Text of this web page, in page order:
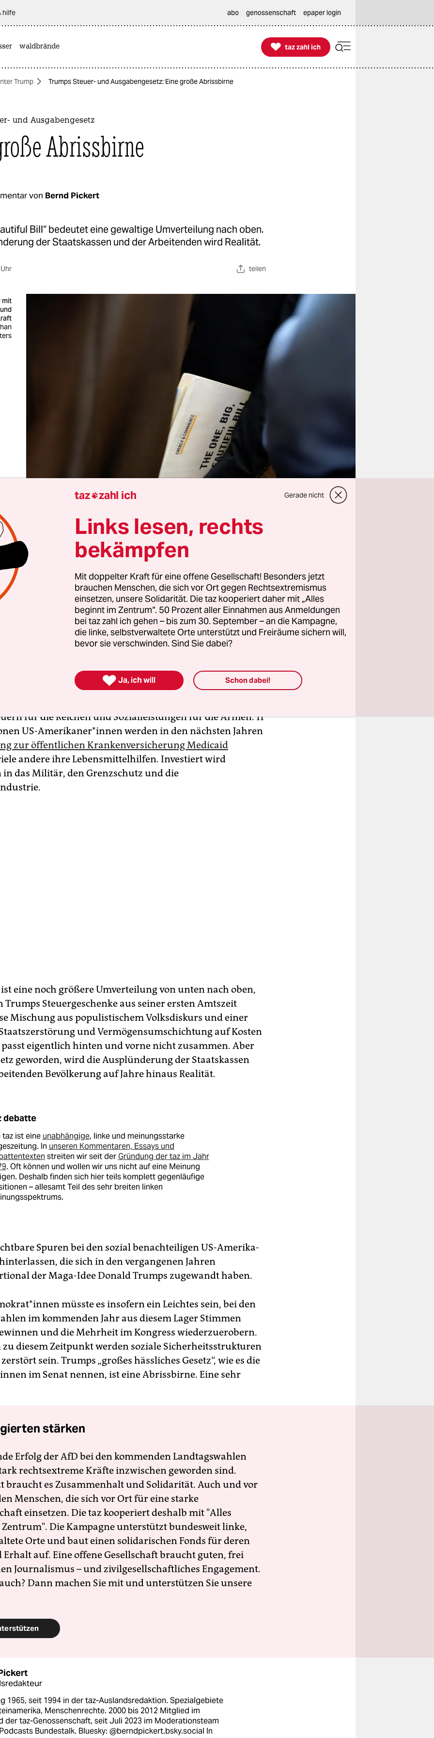
hilfe abo genossenschaft epaper login
waldbrände 
taz zahl ich
taz zahl ich
Trump Trumps Steuer- und Ausgabengesetz: Eine große Abrissbirne
und Ausgabengesetz
Abrissbirne
von Bernd Pickert
Bill“ bedeutet eine gewaltige Umverteilung nach oben.
der Staatskassen und der Arbeitenden wird Realität.
teilen
mit
etlichen Sitzungen, in denen der US-Senat und das
mitunter über 24 Stunden nonstop
schien das Steuer- und Ausgabenpaket, Trumps
Gesetzesvorhaben seiner zweiten Amtszeit, am Donnerstag
doch verabschiedet zu werden. Stunden
der republikanische Sprecher des Repräsentantenhauses
den Widerstand innerhalb der eigenen Fraktion zu
Trumps infantilisierender Sprache „Big Beautiful
für die Reichen und Sozialleistungen für die Armen. 11
US-Amerikaner*innen werden in den nächsten Jahren
zur öffentlichen Krankenversicherung ­Medicaid
andere ihre Lebensmittelhilfen. Investiert wird
in das Militär, den Grenzschutz und die
ist eine noch größere Umverteilung von unten nach oben,
Trumps Steuergeschenke aus seiner ersten Amtszeit
Mischung aus populistischem Volksdiskurs und einer
und Vermögensumschichtung auf Kosten
eigentlich hinten und vorne nicht zusammen. Aber
geworden, wird die Ausplünderung der Staatskassen
Bevölkerung auf Jahre hinaus Realität.
debatte
taz ist eine unabhängige, linke und meinungsstarke
In unseren Kommentaren, Essays und
streiten wir seit derGründung der taz im Jahr
. Oft können und wollen wir uns nicht auf eine Meinung
Deshalb finden sich hier teils komplett gegenläufige
– allesamt Teil des sehr breiten linken
Spuren bei den sozial benachteiligen US-Amerika­
die sich in den vergangenen Jahren
der Maga-Idee Donald Trumps zugewandt haben.
müsste es insofern ein Leichtes sein, bei den
im kommenden Jahr aus diesem Lager Stimmen
und die Mehrheit im Kongress wiederzuerobern.
zu diesem Zeitpunkt werden soziale Sicherheitsstrukturen
sein. Trumps „großes hässliches Gesetz“, wie es die
im Senat nennen, ist eine Abrissbirne. Eine sehr
stärken
Erfolg der AfD bei den kommenden Landtagswahlen
rechtsextreme Kräfte inzwischen geworden sind.
braucht es Zusammenhalt und Solidarität. Auch und vor
Menschen, die sich vor Ort für eine starke
einsetzen. Die taz kooperiert deshalb mit "Alles
Die Kampagne unterstützt bundesweit linke,
Orte und baut einen solidarischen Fonds für deren
Erhalt auf. Eine offene Gesellschaft braucht guten, frei
Journalismus – und zivilgesellschaftliches Engagement.
Dann machen Sie mit und unterstützen Sie unsere
1965, seit 1994 in der taz-Auslandsredaktion. Spezialgebiete
Menschenrechte. 2000 bis 2012 Mitglied im
der taz-Genossenschaft, seit Juli 2023 im Moderationsteam
Bundestalk. Bluesky: @berndpickert.bsky.social In
taz zahl ich Gerade nicht
Links lesen, rechts
bekämpfen
Mit doppelter Kraft für eine offene Gesellschaft! Besonders jetzt
brauchen Menschen, die sich vor Ort gegen Rechtsextremismus
einsetzen, unsere Solidarität. Die taz kooperiert daher mit „Alles
beginnt im Zentrum“. 50 Prozent aller Einnahmen aus Anmeldungen
bei taz zahl ich gehen – bis zum 30. September – an die Kampagne,
die linke, selbstverwaltete Orte unterstützt und Freiräume sichern will,
bevor sie verschwinden. Sind Sie dabei?
 Ja, ich will Schon dabei!